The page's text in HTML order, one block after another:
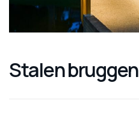
Stalen bruggen